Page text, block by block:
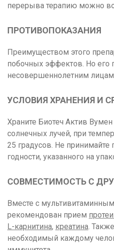
перерыва терапию можно
ПРОТИВОПОКАЗАНИЯ
Преимуществом этого
побочных эффектов. Но его
несовершеннолетним лицам.
УСЛОВИЯ ХРАНЕНИЯ И
Храните Биотеч Актив
солнечных лучей, при
25 градусов. Не принимайте
годности, указанного на
СОВМЕСТИМОСТЬ С
Вместе с
рекомендован прием
L-карнитина, креатина .
необходимый каждому